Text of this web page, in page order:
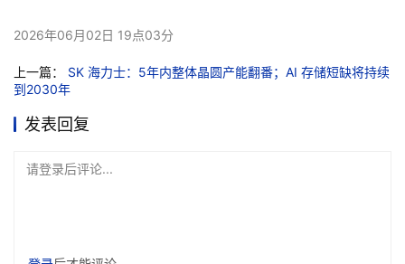
2026年06月02日 19点03分
上一篇： SK 海力士：5年内整体晶圆产能翻番；AI 存储短缺将持续
到2030年
发表回复
请登录后评论...